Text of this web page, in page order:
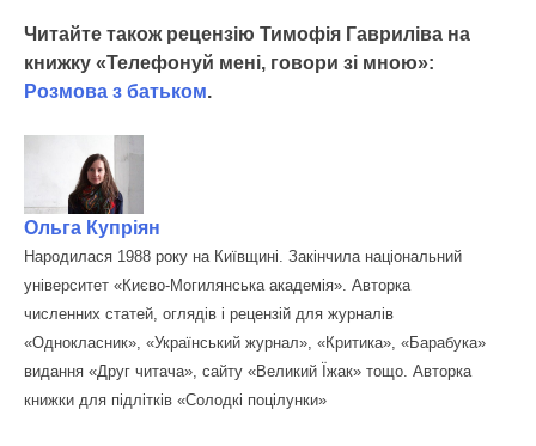
Читайте також рецензію Тимофія Гавриліва на
книжку «Телефонуй мені, говори зі мною»:
Розмова з батьком.
Ольга Купріян
Народилася 1988 року на Київщині. Закінчила національний
університет «Києво-Могилянська академія». Авторка
численних статей, оглядів і рецензій для журналів
«Однокласник», «Український журнал», «Критика», «Барабука»
видання «Друг читача», сайту «Великий Їжак» тощо. Авторка
книжки для підлітків «Солодкі поцілунки»